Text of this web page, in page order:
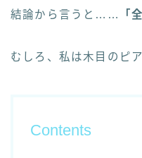
結論から言うと…… 「
むしろ、私は木目のピ
Contents